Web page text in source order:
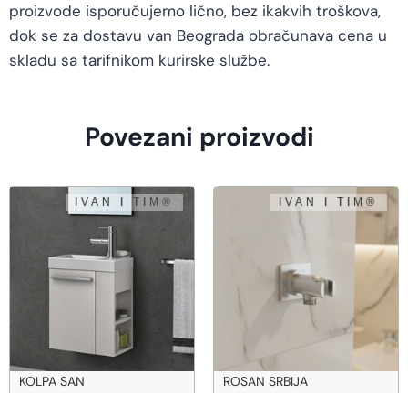
proizvode isporučujemo lično, bez ikakvih troškova,
dok se za dostavu van Beograda obračunava cena u
skladu sa tarifnikom kurirske službe.
Povezani proizvodi
KOLPA SAN
ROSAN SRBIJA